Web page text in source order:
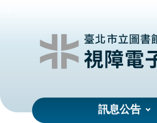
訊息公告